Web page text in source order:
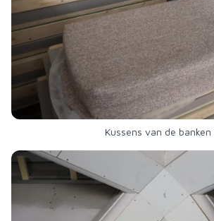
Kussens van de banken